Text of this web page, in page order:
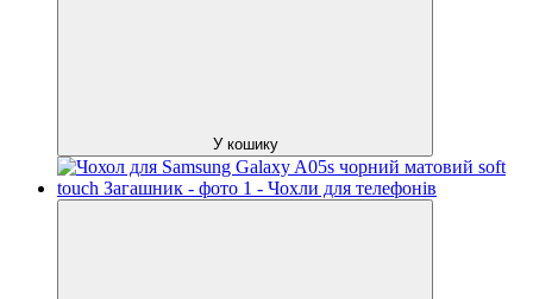
У кошику